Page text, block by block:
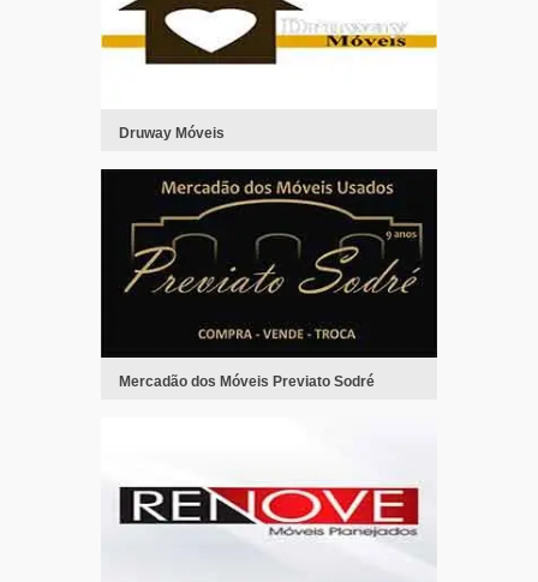
Druway Móveis
Mercadão dos Móveis Previato Sodré